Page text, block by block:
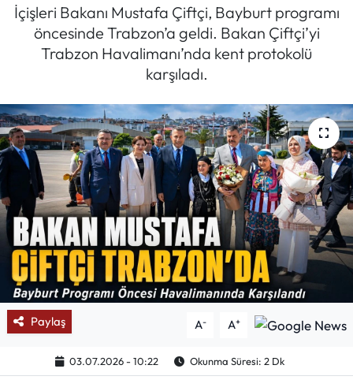
İçişleri Bakanı Mustafa Çiftçi, Bayburt programı
öncesinde Trabzon’a geldi. Bakan Çiftçi’yi
Trabzon Havalimanı’nda kent protokolü
karşıladı.
Paylaş A- A+
03.07.2026 - 10:22 Okunma Süresi: 2 Dk
Politik Kulis
Dünya
Mektup Galeri
Röportaj
Manşet
Köşe Yazıları
Karikatür Galeri
BIK
ASTROLOJİ
Son Dakika Haberleri
Haber Arşivi